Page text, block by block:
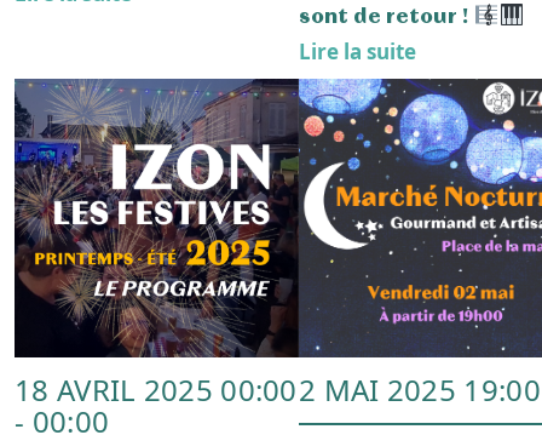
Gérer le consentement aux
16 NOV. 2024 11:00
ACTUALITÉ
Prévention du
harcèlement scolaire
Lire la suite
11 NOV. 2024
ACTUALITÉ
Devoir de mémoire :
11/11/2024
Lire la suite